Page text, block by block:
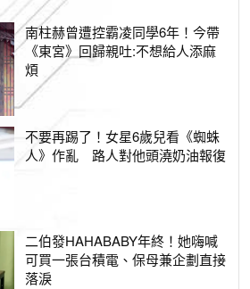
南柱赫曾遭控霸凌同學6年！今帶
《東宮》回歸親吐:不想給人添麻
煩
不要再踢了！女星6歲兒看《蜘蛛
人》作亂 路人對他頭澆奶油報復
二伯發HAHABABY年終！她嗨喊
可買一張台積電、保母兼企劃直接
落淚